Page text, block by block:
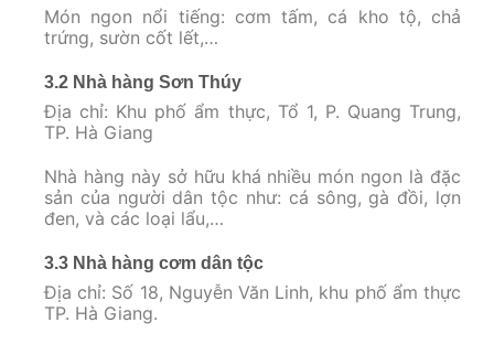
Món ngon nổi tiếng: cơm tấm, cá kho tộ, chả
trứng, sườn cốt lết,…
3.2 Nhà hàng Sơn Thúy
Địa chỉ: Khu phố ẩm thực, Tổ 1, P. Quang Trung,
TP. Hà Giang
Nhà hàng này sở hữu khá nhiều món ngon là đặc
sản của người dân tộc như: cá sông, gà đồi, lợn
đen, và các loại lẩu,…
3.3 Nhà hàng cơm dân tộc
Địa chỉ: Số 18, Nguyễn Văn Linh, khu phố ẩm thực
TP. Hà Giang.